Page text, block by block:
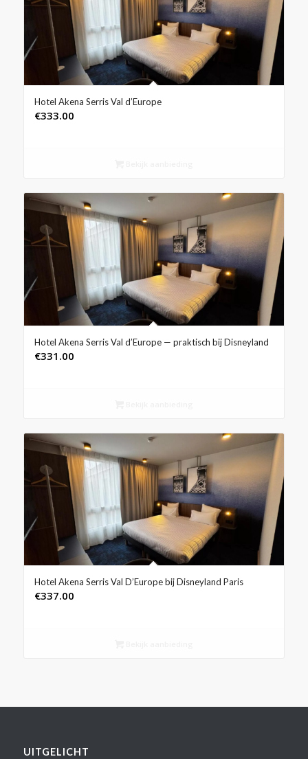
Hotel Akena Serris Val d’Europe
€333.00
Hotel Akena Serris Val d’Europe — praktisch bij Disneyland
€331.00
Hotel Akena Serris Val D’Europe bij Disneyland Paris
€337.00
UITGELICHT